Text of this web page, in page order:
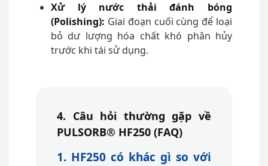
Xử lý nước thải đánh bóng
(Polishing): Giai đoạn cuối cùng để loại
bỏ dư lượng hóa chất khó phân hủy
trước khi tái sử dụng.
4. Câu hỏi thường gặp về
PULSORB® HF250 (FAQ)
1. HF250 có khác gì so với